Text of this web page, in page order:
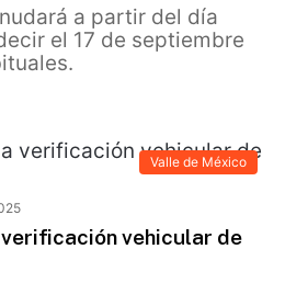
a partir del día
el 17 de septiembre
Valle de México
vehicular de